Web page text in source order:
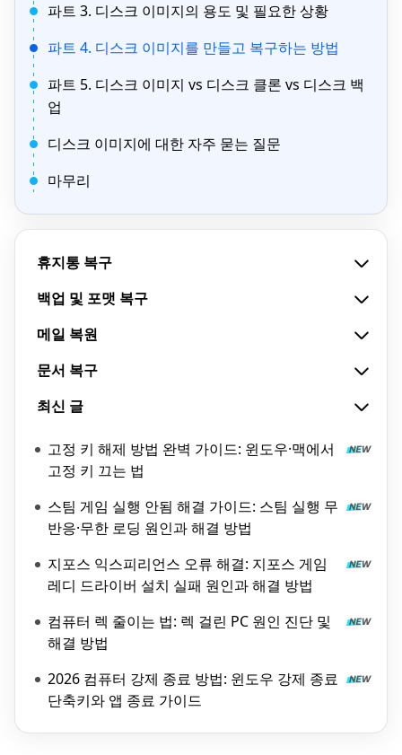
파트 3. 디스크 이미지의 용도 및 필요한 상황
파트 4. 디스크 이미지를 만들고 복구하는 방법
파트 5. 디스크 이미지 vs 디스크 클론 vs 디스크 백
업
디스크 이미지에 대한 자주 묻는 질문
마무리
휴지통 복구
백업 및 포맷 복구
메일 복원
문서 복구
최신 글
고정 키 해제 방법 완벽 가이드: 윈도우·맥에서
고정 키 끄는 법
스팀 게임 실행 안됨 해결 가이드: 스팀 실행 무
반응·무한 로딩 원인과 해결 방법
지포스 익스피리언스 오류 해결: 지포스 게임
레디 드라이버 설치 실패 원인과 해결 방법
컴퓨터 렉 줄이는 법: 렉 걸린 PC 원인 진단 및
해결 방법
2026 컴퓨터 강제 종료 방법: 윈도우 강제 종료
단축키와 앱 종료 가이드